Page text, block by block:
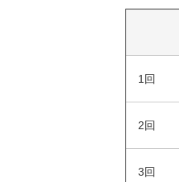
1回
2回
3回